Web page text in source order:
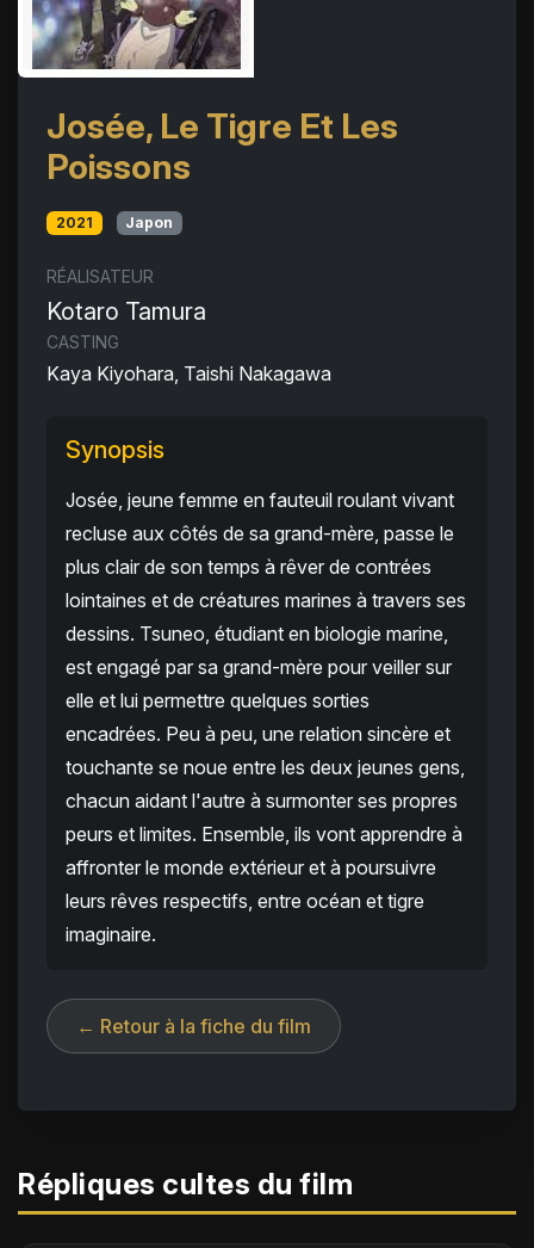
Josée, Le Tigre Et Les
Poissons
2021 Japon
RÉALISATEUR
Kotaro Tamura
CASTING
Kaya Kiyohara, Taishi Nakagawa
Synopsis
Josée, jeune femme en fauteuil roulant vivant
recluse aux côtés de sa grand-mère, passe le
plus clair de son temps à rêver de contrées
lointaines et de créatures marines à travers ses
dessins. Tsuneo, étudiant en biologie marine,
est engagé par sa grand-mère pour veiller sur
elle et lui permettre quelques sorties
encadrées. Peu à peu, une relation sincère et
touchante se noue entre les deux jeunes gens,
chacun aidant l'autre à surmonter ses propres
peurs et limites. Ensemble, ils vont apprendre à
affronter le monde extérieur et à poursuivre
leurs rêves respectifs, entre océan et tigre
imaginaire.
← Retour à la fiche du film
Répliques cultes du film